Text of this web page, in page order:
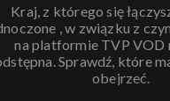
Kraj, z którego się
, w związku z
na platformie TVP VOD
Sprawdź, które
obejrzeć.